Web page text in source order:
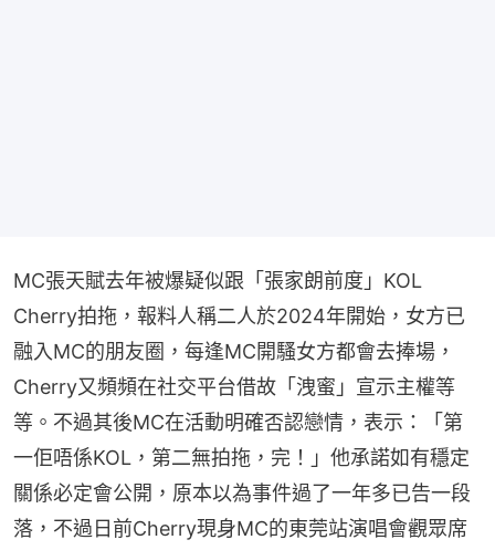
MC張天賦去年被爆疑似跟「張家朗前度」KOL
Cherry拍拖，報料人稱二人於2024年開始，女方已
融入MC的朋友圈，每逢MC開騷女方都會去捧場，
Cherry又頻頻在社交平台借故「洩蜜」宣示主權等
等。不過其後MC在活動明確否認戀情，表示：「第
一佢唔係KOL，第二無拍拖，完！」他承諾如有穩定
關係必定會公開，原本以為事件過了一年多已告一段
落，不過日前Cherry現身MC的東莞站演唱會觀眾席